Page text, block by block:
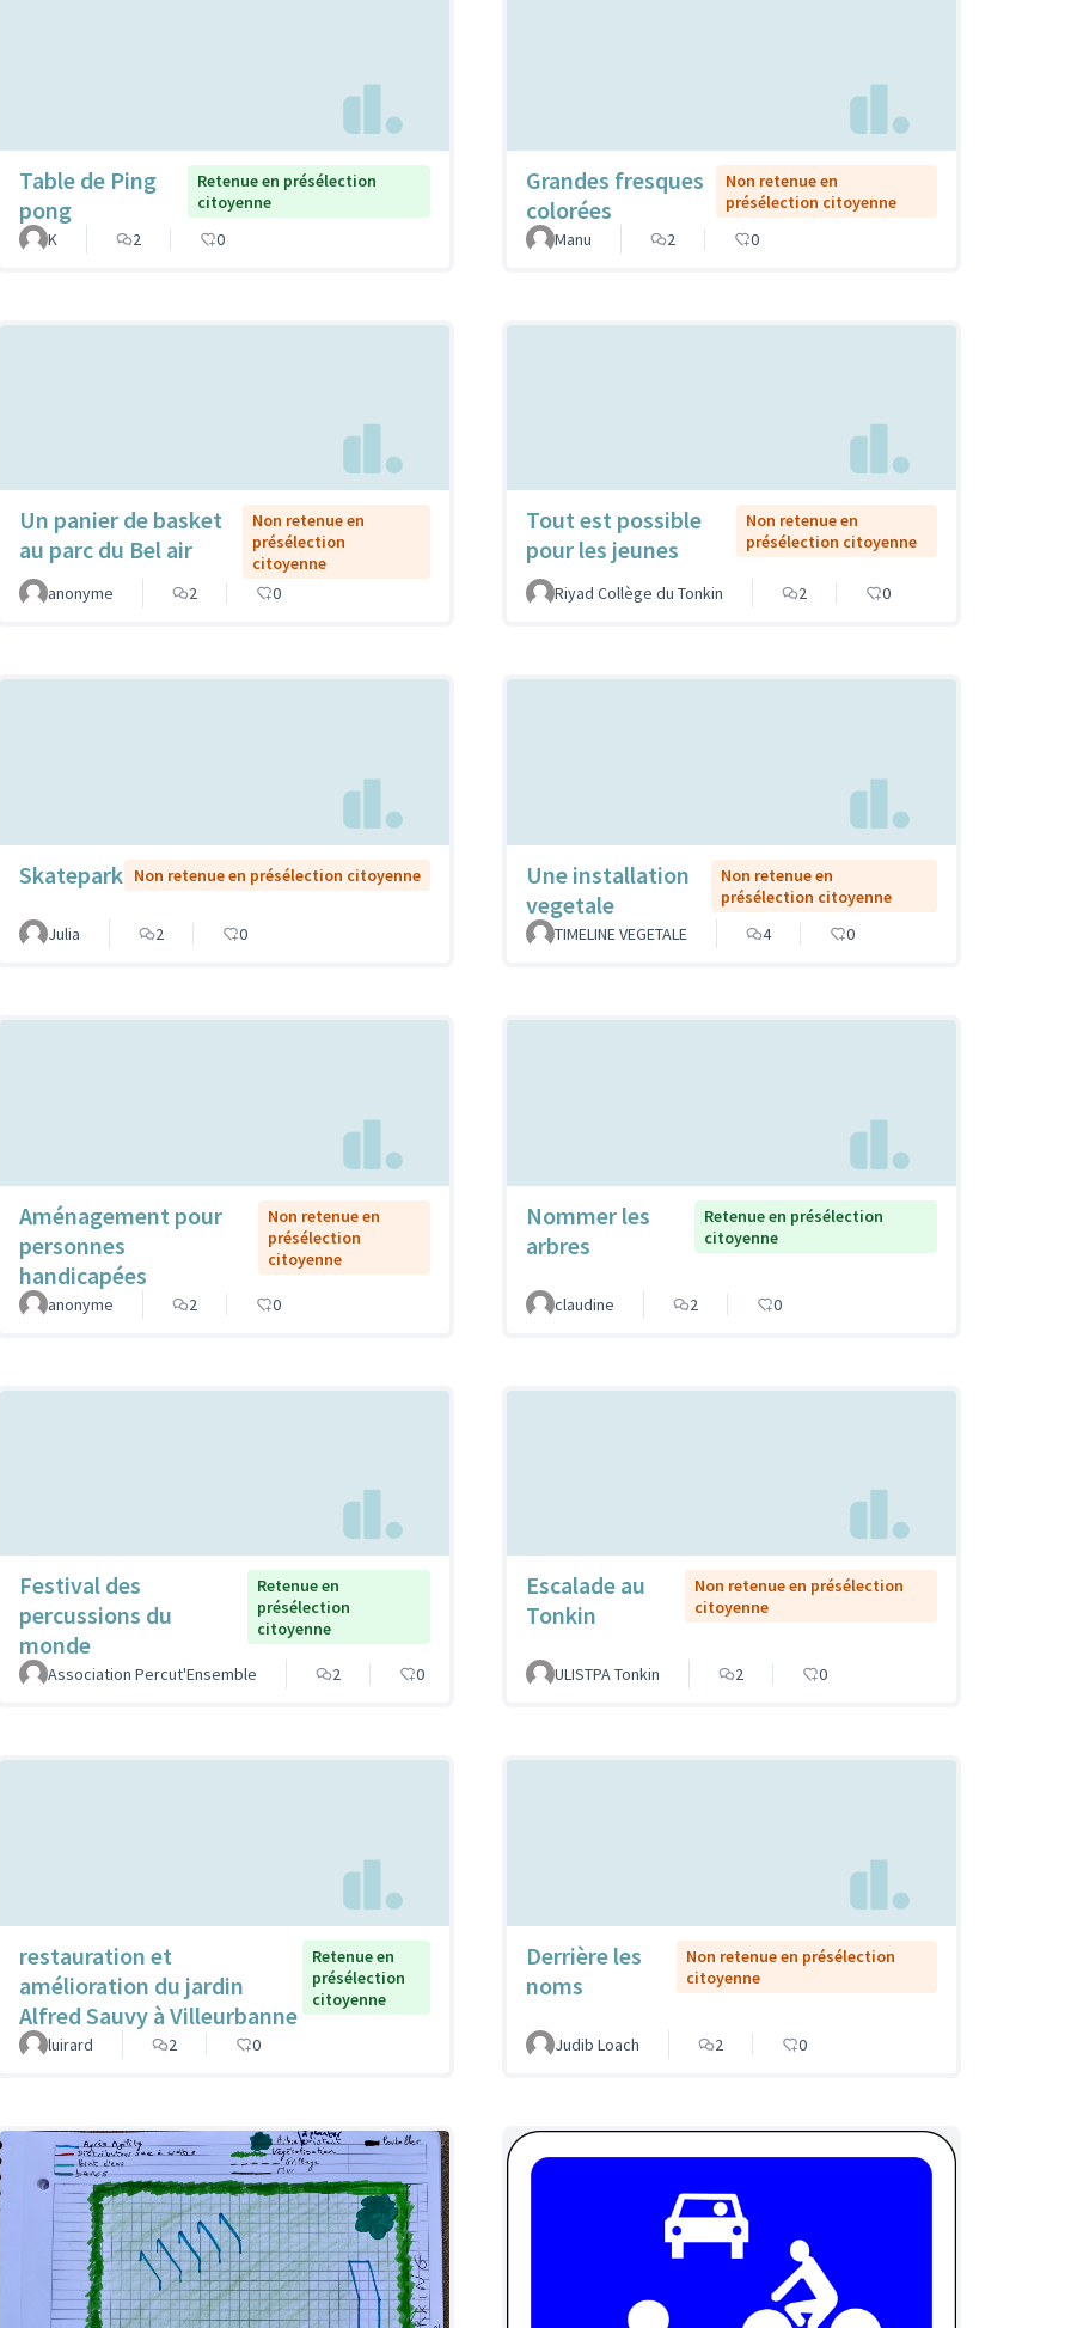
Table de Ping
pong
Retenue en présélection
citoyenne
K
2 0
Grandes fresques
colorées
Non retenue en
présélection citoyenne
Manu
2 0
Un panier de basket
au parc du Bel air
Non retenue en
présélection
citoyenne
anonyme
2 0
Tout est possible
pour les jeunes
Non retenue en
présélection citoyenne
Riyad Collège du Tonkin 2 0
Skatepark Non retenue en présélection citoyenne
Julia 2 0
Une installation
vegetale
Non retenue en
présélection citoyenne
TIMELINE VEGETALE
4 0
Aménagement pour
personnes
handicapées
Non retenue en
présélection
citoyenne
anonyme 2 0
Nommer les
arbres
Retenue en présélection
citoyenne
claudine 2 0
Festival des
percussions du
monde
Retenue en
présélection
citoyenne
Association Percut'Ensemble 2 0
Escalade au
Tonkin
Non retenue en présélection
citoyenne
ULISTPA Tonkin 2 0
restauration et
amélioration du jardin
Alfred Sauvy à Villeurbanne
Retenue en
présélection
citoyenne
luirard 2 0
Derrière les
noms
Non retenue en présélection
citoyenne
Judib Loach 2 0